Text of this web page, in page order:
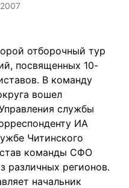
отборочный тур
посвященных 10-
В команду
вошел
службы
ИА
Читинского
команды СФО
различных регионов.
начальник